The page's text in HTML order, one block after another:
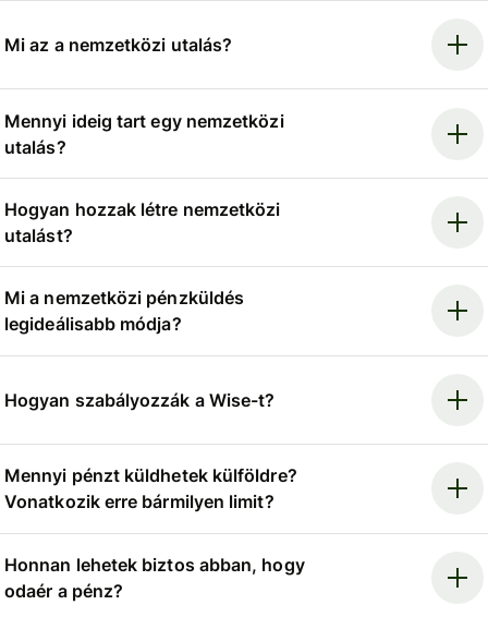
Mi az a nemzetközi utalás?
Mennyi ideig tart egy nemzetközi
utalás?
Hogyan hozzak létre nemzetközi
utalást?
Mi a nemzetközi pénzküldés
legideálisabb módja?
Hogyan szabályozzák a Wise-t?
Mennyi pénzt küldhetek külföldre?
Vonatkozik erre bármilyen limit?
Honnan lehetek biztos abban, hogy
odaér a pénz?